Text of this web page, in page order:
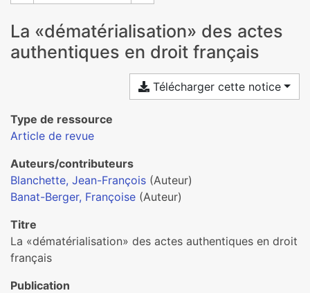
La «dématérialisation» des actes
authentiques en droit français
Télécharger cette notice
Type de ressource
Article de revue
Auteurs/contributeurs
Blanchette, Jean-François (Auteur)
Banat-Berger, Françoise (Auteur)
Titre
La «dématérialisation» des actes authentiques en droit
français
Publication